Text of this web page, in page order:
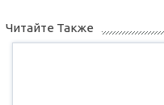
Читайте Также